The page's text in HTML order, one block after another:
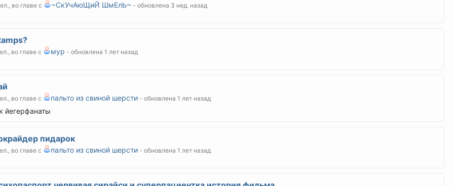
во главе с ~СкУчАюЩиЙ ШмЕлЬ~ - обновлена 3 нед. назад
во главе с мур - обновлена 1 лет назад
во главе с пальто из свиной шерсти - обновлена 1 лет назад
йегерфанаты
пидарок
во главе с пальто из свиной шерсти - обновлена 1 лет назад